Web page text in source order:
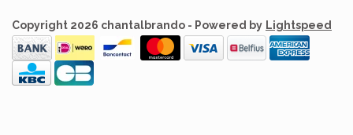
Copyright 2026 chantalbrando - Powered by Lightspeed